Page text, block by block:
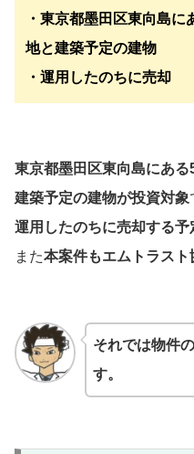
・ 東京都墨田区東向島に
地と建築予定の建物
・運用したのちに売却
東京都墨田区東向島にあ
建築予定の建物が投資対象
運用したのちに売却する予
また本案件もエムトラスト
それでは物件
す。